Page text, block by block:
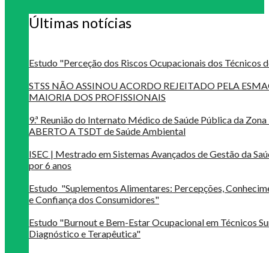
Últimas notícias
Estudo "Perceção dos Riscos Ocupacionais dos Técnicos
STSS NÃO ASSINOU ACORDO REJEITADO PELA
MAIORIA DOS PROFISSIONAIS
9.ª Reunião do Internato Médico de Saúde Pública da
ABERTO A TSDT de Saúde Ambiental
ISEC | Mestrado em Sistemas Avançados de Gestão da
por 6 anos
Estudo "Suplementos Alimentares: Percepções,
e Confiança dos Consumidores"
Estudo "Burnout e Bem-Estar Ocupacional em Técnicos
Diagnóstico e Terapêutica"